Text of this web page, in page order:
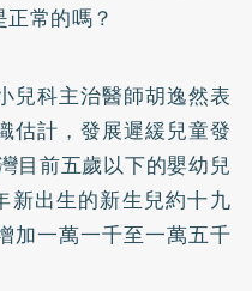
常的嗎？
兒科主治醫師胡逸然表
估計，發展遲緩兒童發
目前五歲以下的嬰幼兒
新出生的新生兒約十九
加一萬一千至一萬五千